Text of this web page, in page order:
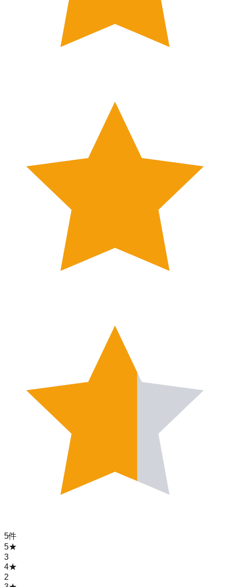
5件
5★
3
4★
2